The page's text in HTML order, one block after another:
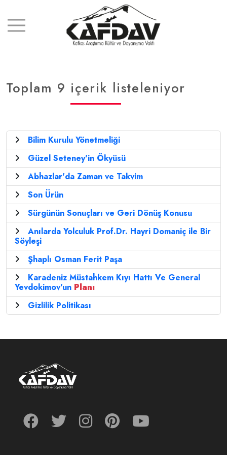
Toplam 9 içerik listeleniyor
Bilim Kurulu Yönetmeliği
Güzel Seteney'in Ökyüsü
Abhazlar'da Zaman ve Takvim
Son Ürün
Sürgünün Sonuçları ve Geri Dönüş Konusu
Anılarda Yolculuk Prof.Dr. Hayri Domaniç ile Bir
Söyleşi
Şhaplı Osman Ferit Paşa
Karadeniz Müstahkem Kıyı Hattı Ve General
Yevdokimov'un Planı
Gizlilik Politikası